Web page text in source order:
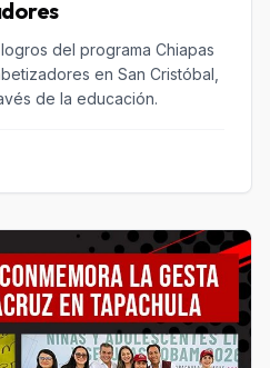
del programa Chiapas
en San Cristóbal,
de la educación.